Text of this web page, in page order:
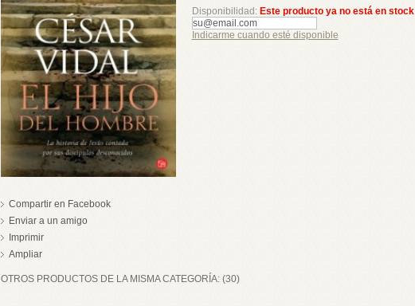
Compartir en Facebook
Enviar a un amigo
Imprimir
Ampliar
Disponibilidad: Este producto ya no está en stock
Indicarme cuando esté disponible
OTROS PRODUCTOS DE LA MISMA CATEGORÍA: (30)